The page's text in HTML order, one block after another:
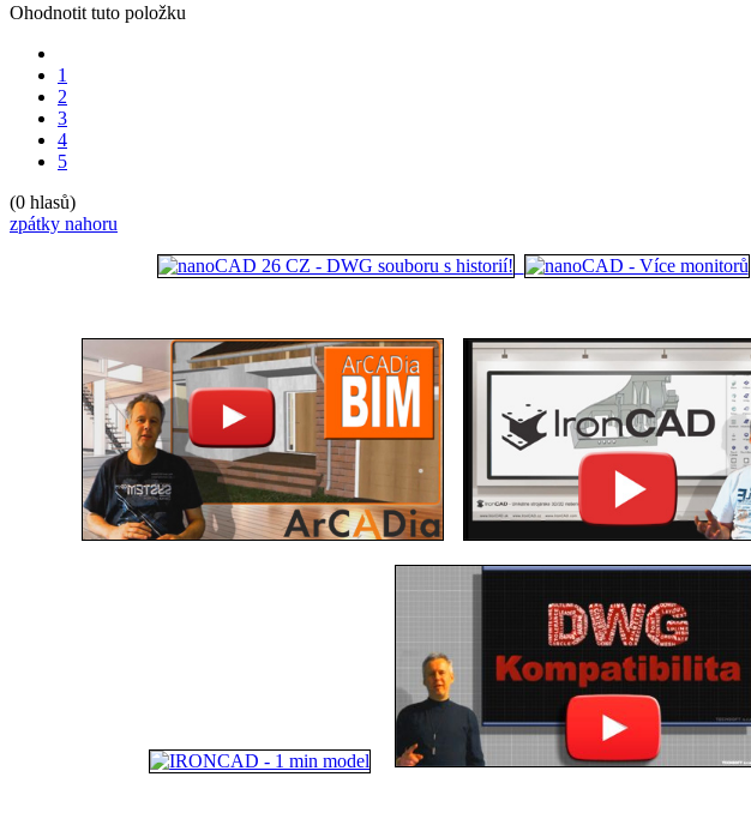
Ohodnotit tuto položku
1
2
3
4
5
(0 hlasů)
zpátky nahoru